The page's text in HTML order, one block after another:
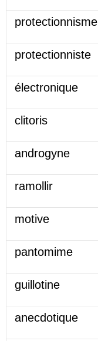
protectionnisme
protectionniste
électronique
clitoris
androgyne
ramollir
motive
pantomime
guillotine
anecdotique